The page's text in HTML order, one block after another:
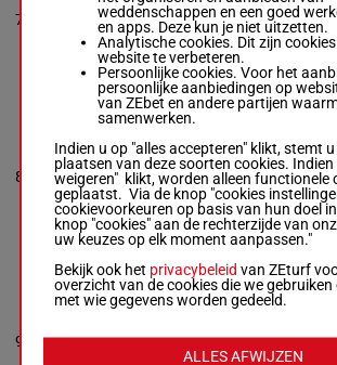
7
Alejandro Herrera
Patricio
Baeza Alamos
H/2 -57
H/257 kg 7
8
SOPELANA
Gonzalo Ulloa
Perez-Hernan
Eduardo Ulloa
Perez
Box: 8 -H/2 -57
5p 5p
H/257 kg 5p 5p 8
9
SIETE VEINTIUNO
Gustavo Adrian
Sebastian
H/357 kg
3p 8p
10p
9
weddenschappen en een goed
en apps. Deze kun je niet uitzetten.
Analytische cookies. Dit zijn
website te verbeteren.
Persoonlijke cookies. Voor het
persoonlijke aanbiedingen op
van ZEbet en andere partijen
samenwerken.
Indien u op "alles accepteren" klikt, stemt
plaatsen van deze soorten cookies. Indien
weigeren" klikt, worden alleen functionele
geplaatst. Via de knop "cookies
cookievoorkeuren op basis van hun doel
knop "cookies" aan de rechterzijde van
uw keuzes op elk moment aanpassen."
Bekijk ook het privacybeleid van ZEturf
overzicht van de cookies die we gebruiken
met wie gegevens worden gedeeld.
ALLES AFWIJZEN